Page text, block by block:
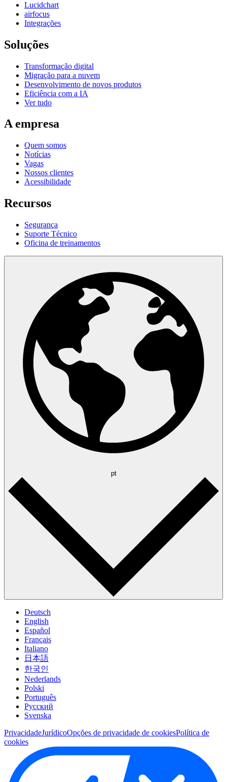
Lucidchart
airfocus
Integrações
Soluções
Transformação digital
Migração para a nuvem
Desenvolvimento de novos produtos
Eficiência com a IA
Ver tudo
A empresa
Quem somos
Notícias
Vagas
Nossos clientes
Acessibilidade
Recursos
Segurança
Suporte Técnico
Oficina de treinamentos
pt
Deutsch
English
Español
Français
Italiano
日本語
한국인
Nederlands
Polski
Português
Pусский
Svenska
PrivacidadeJurídicoOpções de privacidade de cookiesPolítica de
cookies